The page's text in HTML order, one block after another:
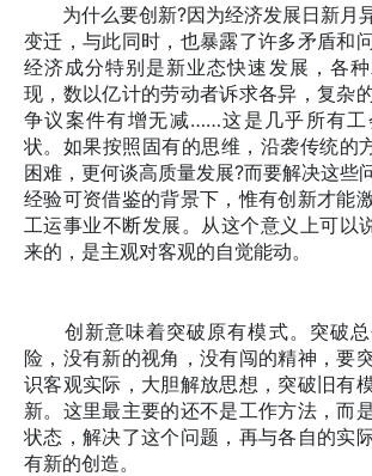
为什么要创新?因为经济发展日新月
变迁，与此同时，也暴露了许多矛盾和
经济成分特别是新业态快速发展，各
现，数以亿计的劳动者诉求各异，复杂
争议案件有增无减……这是几乎所有工
状。如果按照固有的思维，沿袭传统的
困难，更何谈高质量发展?而要解决这些
经验可资借鉴的背景下，惟有创新才能
工运事业不断发展。从这个意义上可以
来的，是主观对客观的自觉能动。
创新意味着突破原有模式。突破总
险，没有新的视角，没有闯的精神，要
识客观实际，大胆解放思想，突破旧有
新。这里最主要的还不是工作方法，而
状态，解决了这个问题，再与各自的实
有新的创造。